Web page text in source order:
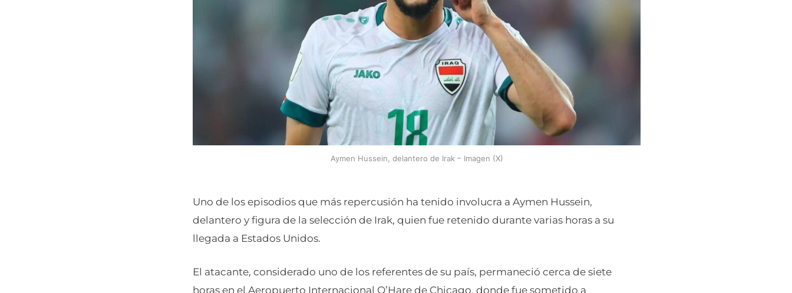
Aymen Hussein, delantero de Irak – Imagen (X)
Uno de los episodios que más repercusión ha tenido involucra a Aymen Hussein,
delantero y figura de la selección de Irak, quien fue retenido durante varias horas a su
llegada a Estados Unidos.
El atacante, considerado uno de los referentes de su país, permaneció cerca de siete
horas en el Aeropuerto Internacional O’Hare de Chicago, donde fue sometido a